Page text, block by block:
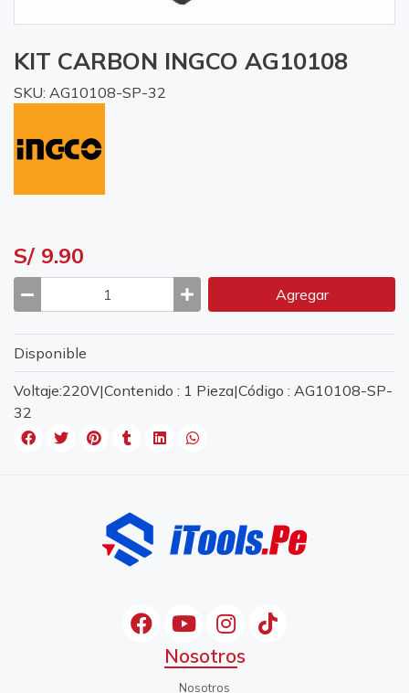
KIT CARBON INGCO AG10108
SKU: AG10108-SP-32
S/ 9.90
Agregar
Disponible
Voltaje:220V|Contenido : 1 Pieza|Código : AG10108-SP-
32
Nosotros
Nosotros